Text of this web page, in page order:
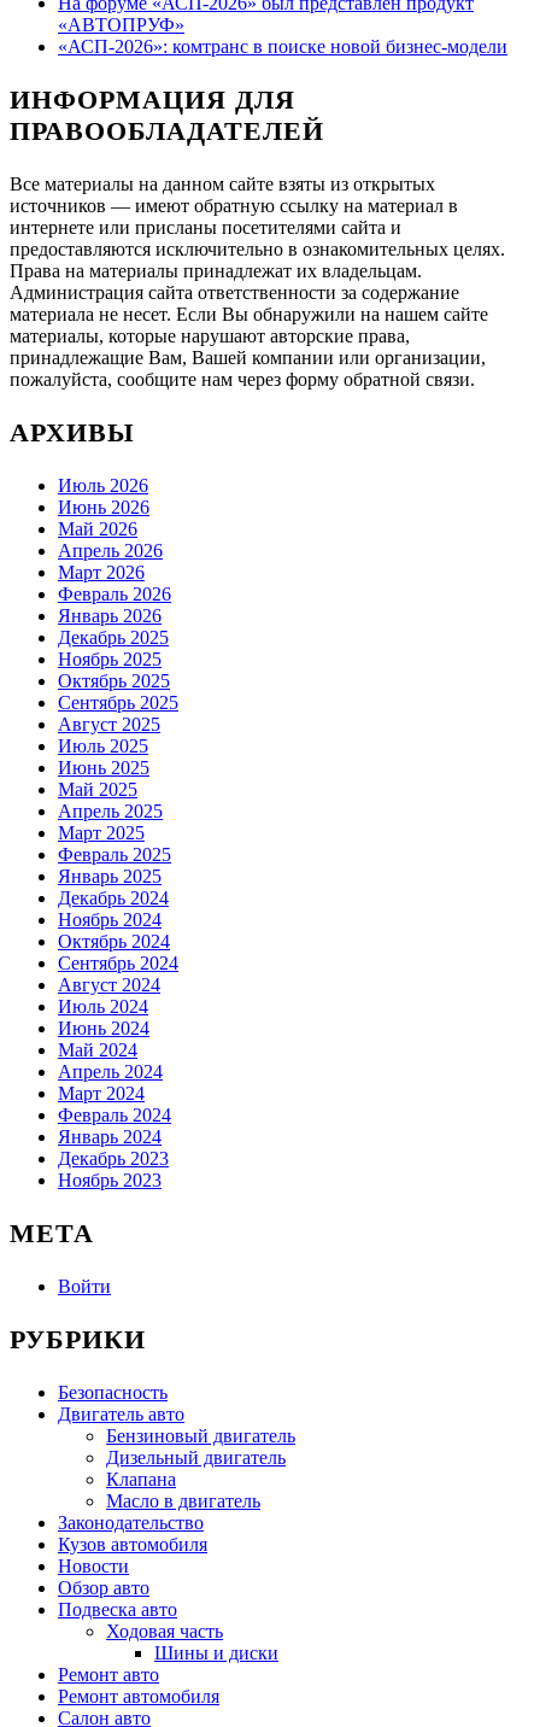
«АВТОПРУФ»
«АСП-2026»: комтранс в поиске новой бизнес-модели
ИНФОРМАЦИЯ ДЛЯ
ПРАВООБЛАДАТЕЛЕЙ
Все материалы на данном сайте взяты из открытых
источников — имеют обратную ссылку на материал в
интернете или присланы посетителями сайта и
предоставляются исключительно в ознакомительных целях.
Права на материалы принадлежат их владельцам.
Администрация сайта ответственности за содержание
материала не несет. Если Вы обнаружили на нашем сайте
материалы, которые нарушают авторские права,
принадлежащие Вам, Вашей компании или организации,
пожалуйста, сообщите нам через форму обратной связи.
АРХИВЫ
Июль 2026
Июнь 2026
Май 2026
Апрель 2026
Март 2026
Февраль 2026
Январь 2026
Декабрь 2025
Ноябрь 2025
Октябрь 2025
Сентябрь 2025
Август 2025
Июль 2025
Июнь 2025
Май 2025
Апрель 2025
Март 2025
Февраль 2025
Январь 2025
Декабрь 2024
Ноябрь 2024
Октябрь 2024
Сентябрь 2024
Август 2024
Июль 2024
Июнь 2024
Май 2024
Апрель 2024
Март 2024
Февраль 2024
Январь 2024
Декабрь 2023
Ноябрь 2023
МЕТА
Войти
РУБРИКИ
Безопасность
Двигатель авто
Бензиновый двигатель
Дизельный двигатель
Клапана
Масло в двигатель
Законодательство
Кузов автомобиля
Новости
Обзор авто
Подвеска авто
Ходовая часть
Шины и диски
Ремонт авто
Ремонт автомобиля
Салон авто